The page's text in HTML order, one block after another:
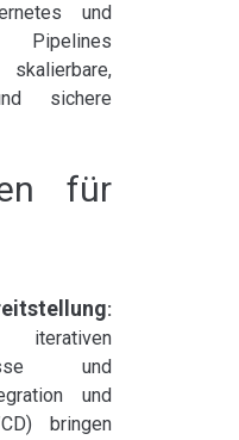
und
sichere
für
:
und
und
bringen